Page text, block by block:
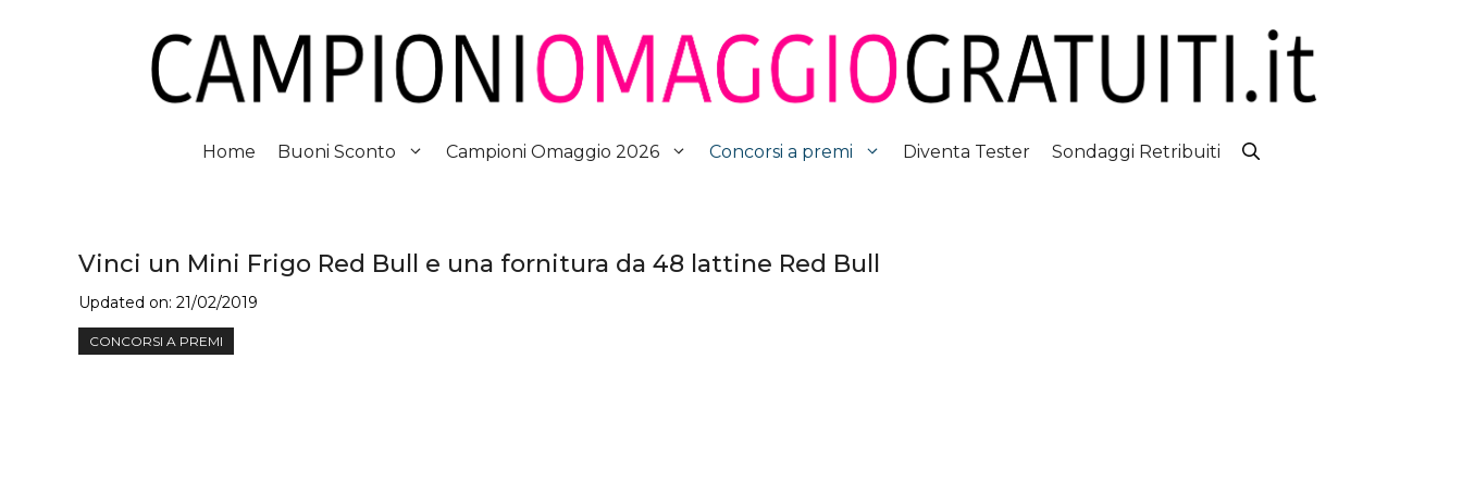
Home Buoni Sconto Campioni Omaggio 2026 Concorsi a premi Diventa Tester Sondaggi Retribuiti
Vinci un Mini Frigo Red Bull e una fornitura da 48 lattine Red Bull
Updated on: 21/02/2019
CONCORSI A PREMI